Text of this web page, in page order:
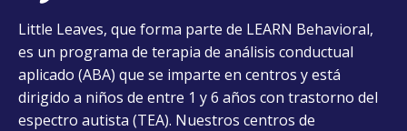
in
a
new
tab
Little Leaves, que forma parte de LEARN Behavioral,
es un programa de terapia de análisis conductual
aplicado (ABA) que se imparte en centros y está
dirigido a niños de entre 1 y 6 años con trastorno del
espectro autista (TEA). Nuestros centros de